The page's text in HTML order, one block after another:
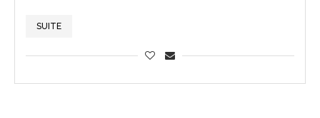
SUITE